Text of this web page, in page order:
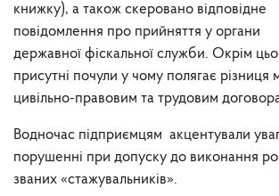
книжку), а також скеровано відповідне
повідомлення про прийняття у органи
державної фіскальної служби. Окрім
присутні почули у чому полягає різниця
цивільно-правовим та трудовим
Водночас підприємцям акцентували
порушенні при допуску до виконання
званих «стажувальників».